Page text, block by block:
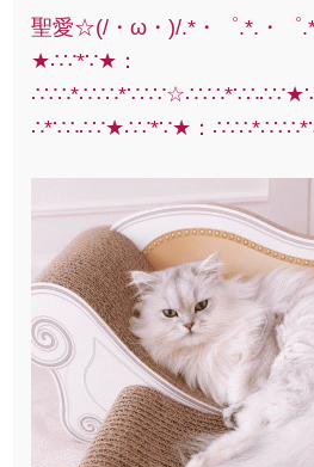
聖愛☆(/・ω・)/.*・゜.*.・゜
★∴∵*∵★：
∴*∵∴∴∵★∴∵*∵★：